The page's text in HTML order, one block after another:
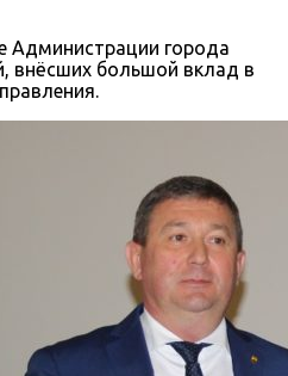
Администрации города
внёсших большой вклад в